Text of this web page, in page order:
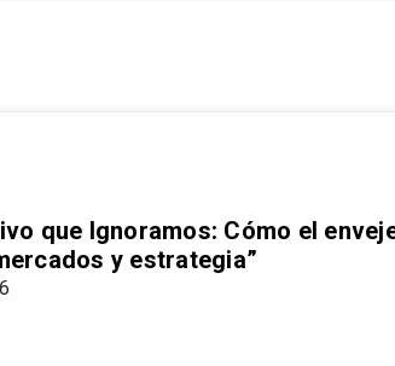
que Ignoramos: Cómo el
y estrategia”